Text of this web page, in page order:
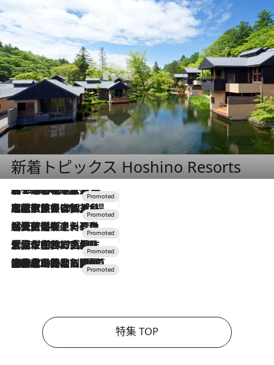
新着トピックス Hoshino Resorts
2026.8.7
【トンボの足水浴】ヒノキの香りに包まれて涼感マックス！約13℃の湧水かけ流しを避暑地「星野温泉 トンボの湯」で体験
2026.7.31
【ホテル帰省】という選択肢をOMOが提案。家族とほどよい距離を保つには「昼は実家、夜は気兼ねなくホテルで！」
2026.7.24
【夏限定ディナーコース】旬を迎える稚鮎や花ズッキーニなどをイタリア・トスカーナの郷土料理の手法で満喫！
2026.7.17
「土佐和ハーブかき氷」がOMO7高知に登場！生姜、山椒、大葉など目にも舌にも涼を呼ぶ郷土の味
2026.7.10
NEW OPEN！【界 草津】名湯の地に誕生。趣の異なる2種の温泉と上州ならではの会席・蕎麦割烹など美食を味わう究極の癒やし旅
特集 TOP